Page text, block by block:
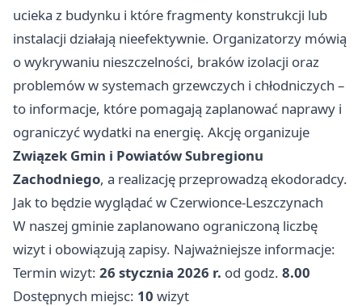
ucieka z budynku i które fragmenty konstrukcji lub
instalacji działają nieefektywnie. Organizatorzy mówią
o wykrywaniu nieszczelności, braków izolacji oraz
problemów w systemach grzewczych i chłodniczych –
to informacje, które pomagają zaplanować naprawy i
ograniczyć wydatki na energię. Akcję organizuje
Związek Gmin i Powiatów Subregionu
Zachodniego, a realizację przeprowadzą ekodoradcy.
Jak to będzie wyglądać w Czerwionce-Leszczynach
W naszej gminie zaplanowano ograniczoną liczbę
wizyt i obowiązują zapisy. Najważniejsze informacje:
Termin wizyt: 26 stycznia 2026 r. od godz. 8.00
Dostępnych miejsc: 10 wizyt